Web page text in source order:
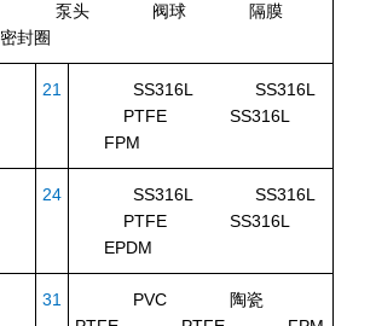
泵头 阀球
隔膜
密封圈
21
SS316L SS316L
PTFE SS316L
FPM
24
SS316L SS316L
PTFE SS316L
EPDM
31
PVC 陶瓷